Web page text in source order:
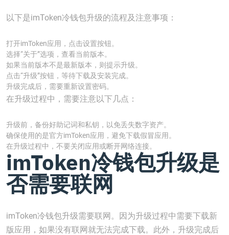
以下是imToken冷钱包升级的流程及注意事项：
打开imToken应用，点击设置按钮。
选择“关于”选项，查看当前版本。
如果当前版本不是最新版本，则提示升级。
点击“升级”按钮，等待下载及安装完成。
升级完成后，需要重新设置密码。
在升级过程中，需要注意以下几点：
升级前，备份好助记词和私钥，以免丢失数字资产。
确保使用的是官方imToken应用，避免下载假冒应用。
在升级过程中，不要关闭应用或断开网络连接。
imToken冷钱包升级是
否需要联网
imToken冷钱包升级需要联网。因为升级过程中需要下载新
版应用，如果没有联网就无法完成下载。此外，升级完成后